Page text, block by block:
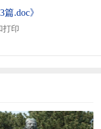
.doc》
打印